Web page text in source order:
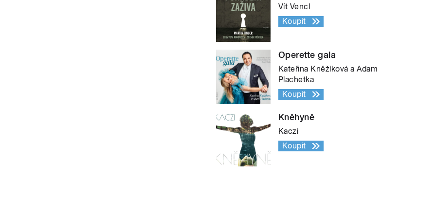
Vít Vencl
Koupit
Operette gala
Kateřina Kněžíková a Adam
Plachetka
Koupit
Kněhyně
Kaczi
Koupit